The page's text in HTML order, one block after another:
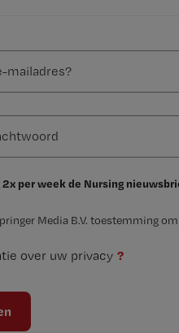
2x per week de Nursing
Media B.V. toestemming
over uw privacy ?